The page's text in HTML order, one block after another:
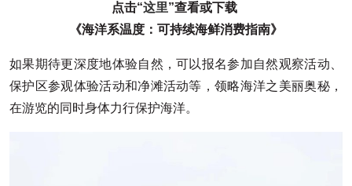
点击“这里”查看或下载
《海洋系温度：可持续海鲜消费指南》
如果期待更深度地体验自然，可以报名参加自然观察活动、
保护区参观体验活动和净滩活动等，领略海洋之美丽奥秘，
在游览的同时身体力行保护海洋。